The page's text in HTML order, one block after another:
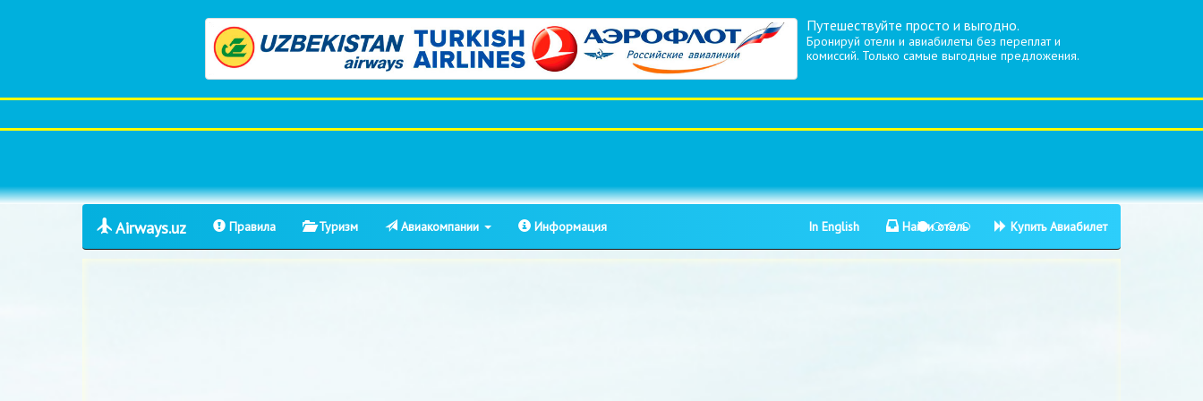
Путешествуйте просто и выгодно.
Бронируй отели и авиабилеты без переплат и
комиссий. Только самые выгодные предложения.
Airways.uz Правила Туризм Авиакомпании Информация In English Найти отель Купить Авиабилет